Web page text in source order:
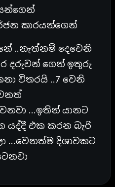
කාරයන්ගෙන්
..නැත්නම් දෙවෙනි
දරුවන් ගෙන් ඉතුරු
විතරයි ..7 වෙනි
…ඉතින් යානට
යද්දී එක කරන බැරි
…වෙනත්ම දිශාවකට